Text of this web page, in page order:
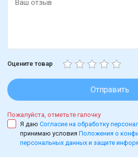
Оцените товар
Отправить
Пожалуйста, отметьте галочку
Я даю Согласие на обработку
принимаю условия Положения о
персональных данных и защите